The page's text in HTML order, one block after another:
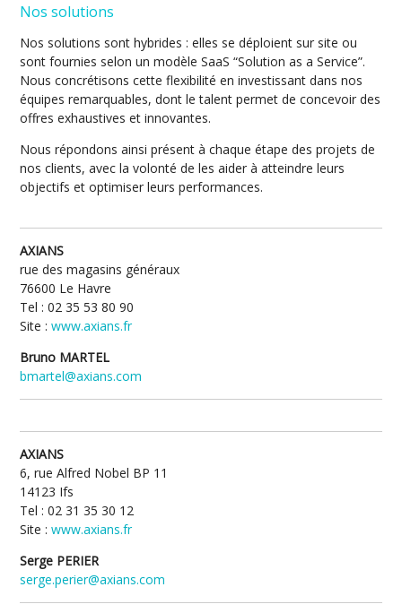
Nos solutions
Nos solutions sont hybrides : elles se déploient sur site ou
sont fournies selon un modèle SaaS “Solution as a Service”.
Nous concrétisons cette flexibilité en investissant dans nos
équipes remarquables, dont le talent permet de concevoir des
offres exhaustives et innovantes.
Nous répondons ainsi présent à chaque étape des projets de
nos clients, avec la volonté de les aider à atteindre leurs
objectifs et optimiser leurs performances.
AXIANS
rue des magasins généraux
76600 Le Havre
Tel : 02 35 53 80 90
Site :www.axians.fr
Bruno MARTEL
bmartel@axians.com
AXIANS
6, rue Alfred Nobel BP 11
14123 Ifs
Tel : 02 31 35 30 12
Site :www.axians.fr
Serge PERIER
serge.perier@axians.com